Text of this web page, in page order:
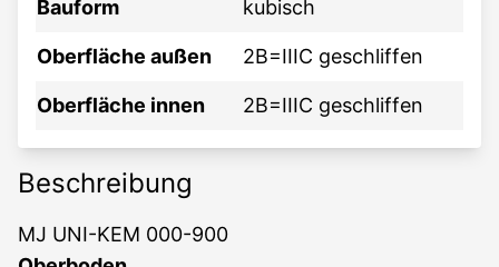
Bauform kubisch
Oberfläche außen 2B=IIIC geschliffen
Oberfläche innen 2B=IIIC geschliffen
Beschreibung
MJ UNI-KEM 000-900